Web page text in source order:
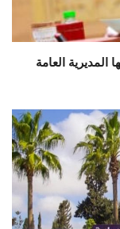
المديرية العامة